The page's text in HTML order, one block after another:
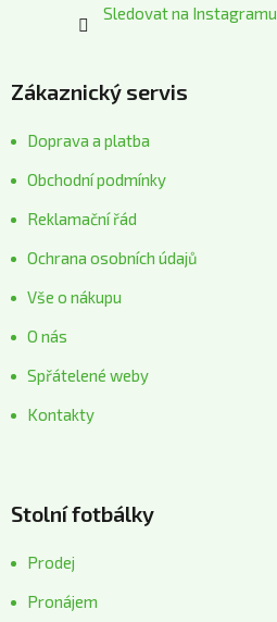
Sledovat na Instagramu
Zákaznický servis
Doprava a platba
Obchodní podmínky
Reklamační řád
Ochrana osobních údajů
Vše o nákupu
O nás
Spřátelené weby
Kontakty
Stolní fotbálky
Prodej
Pronájem